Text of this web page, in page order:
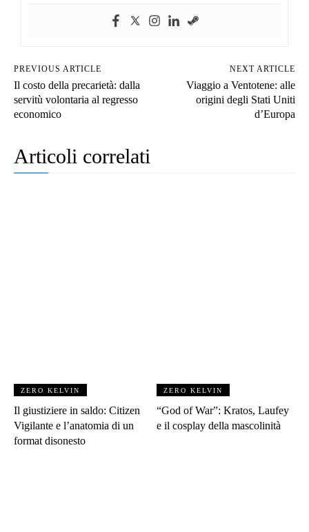
PREVIOUS ARTICLE
Il costo della precarietà: dalla
servitù volontaria al regresso
economico
NEXT ARTICLE
Viaggio a Ventotene: alle
origini degli Stati Uniti
d’Europa
Articoli correlati
ZERO KELVIN
Il giustiziere in saldo: Citizen
Vigilante e l’anatomia di un
format disonesto
ZERO KELVIN
“God of War”: Kratos, Laufey
e il cosplay della mascolinità